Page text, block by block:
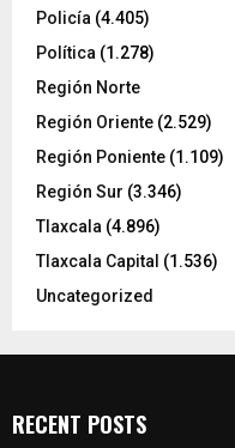
Policía (4.405)
Política (1.278)
Región Norte
Región Oriente (2.529)
Región Poniente (1.109)
Región Sur (3.346)
Tlaxcala (4.896)
Tlaxcala Capital (1.536)
Uncategorized
RECENT POSTS